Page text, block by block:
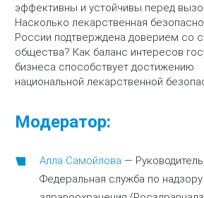
эффективны и устойчивы перед
Насколько лекарственная
России подтверждена доверием со
общества? Как баланс интересов
бизнеса способствует достижению
национальной лекарственной
Модератор:
Алла Самойлова — Руководитель,
Федеральная служба по